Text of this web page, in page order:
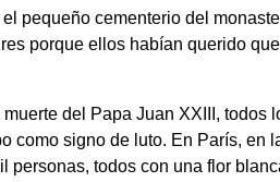
pequeño cementerio del
porque ellos habían querido
del Papa Juan XXIII, todos
como signo de luto. En París, en
personas, todos con una flor